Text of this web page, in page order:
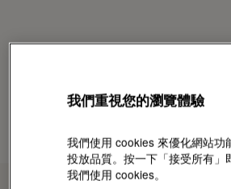
我們重視您的瀏覽體驗
我們使用 cookies 來優化網站功
投放品質。按一下「接受所有」
我們使用 cookies。